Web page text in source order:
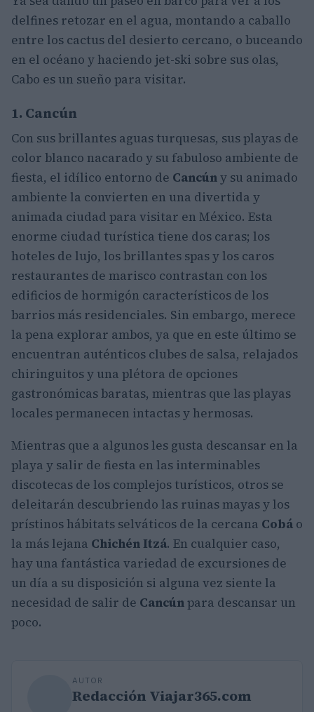
delfines retozar en el agua, montando a caballo
entre los cactus del desierto cercano, o buceando
en el océano y haciendo jet-ski sobre sus olas,
Cabo es un sueño para visitar.
1. Cancún
Con sus brillantes aguas turquesas, sus playas de
color blanco nacarado y su fabuloso ambiente de
fiesta, el idílico entorno de Cancúny su animado
ambiente la convierten en una divertida y
animada ciudad para visitar en México. Esta
enorme ciudad turística tiene dos caras; los
hoteles de lujo, los brillantes spas y los caros
restaurantes de marisco contrastan con los
edificios de hormigón característicos de los
barrios más residenciales. Sin embargo, merece
la pena explorar ambos, ya que en este último se
encuentran auténticos clubes de salsa, relajados
chiringuitos y una plétora de opciones
gastronómicas baratas, mientras que las playas
locales permanecen intactas y hermosas.
Mientras que a algunos les gusta descansar en la
playa y salir de fiesta en las interminables
discotecas de los complejos turísticos, otros se
deleitarán descubriendo las ruinas mayas y los
prístinos hábitats selváticos de la cercana Cobá o
la más lejana Chichén Itzá. En cualquier caso,
hay una fantástica variedad de excursiones de
un día a su disposición si alguna vez siente la
necesidad de salir de Cancúnpara descansar un
poco.
AUTOR
Redacción Viajar365.com